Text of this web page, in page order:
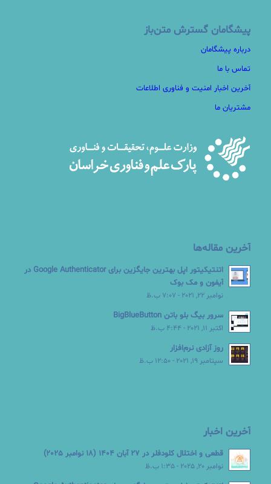
پیشگامان گسترش متن‌باز
درباره پیشگامان
تماس با ما
آخرین اخبار امنیت و فناوری اطلاعات
مشتریان ما
آخرین مقاله‌ها
اتنتیکیتور اپل بهترین جایگزین برای Google Authenticator در
آیفون و مک بوک
نوامبر 22, 2021 - 7:07 ب.ظ
سرور بیگ بلو باتن BigBlueButton
اکتبر 11, 2021 - 4:44 ب.ظ
روز آزادی نرم‌افزار
سپتامبر 19, 2021 - 12:50 ب.ظ
آخرین اخبار
قطعی و اختلال کلودفلر در 27 آبان 1404 (18 نوامبر 2025)
نوامبر 20, 2025 - 1:35 ب.ظ